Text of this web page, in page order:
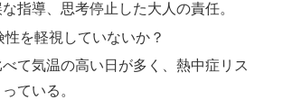
指導、思考停止した大人の責任。
を軽視していないか？
て気温の高い日が多く、熱中症リス
ている。